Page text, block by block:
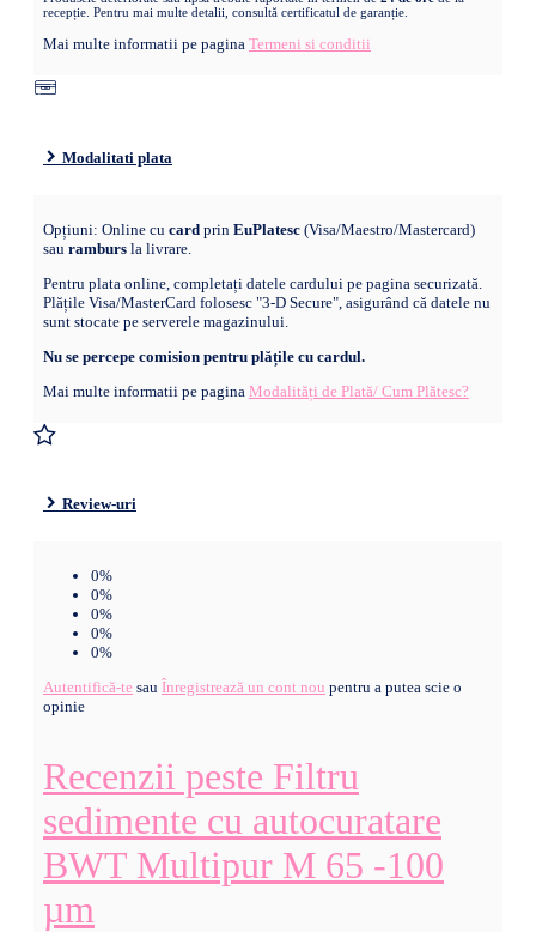
recepție. Pentru mai multe detalii, consultă certificatul de garanție.
Mai multe informatii pe pagina Termeni si conditii
Modalitati plata
Opțiuni: Online cu card prin EuPlatesc (Visa/Maestro/Mastercard)
sau ramburs la livrare.
Pentru plata online, completați datele cardului pe pagina securizată.
Plățile Visa/MasterCard folosesc "3-D Secure", asigurând că datele nu
sunt stocate pe serverele magazinului.
Nu se percepe comision pentru plățile cu cardul.
Mai multe informatii pe pagina Modalități de Plată/ Cum Plătesc?
Review-uri
0%
0%
0%
0%
0%
Autentifică-te sau Înregistrează un cont nou pentru a putea scie o
opinie
Recenzii peste Filtru
sedimente cu autocuratare
BWT Multipur M 65 -100
µm